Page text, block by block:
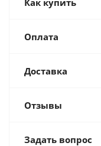
Как купить
Оплата
Доставка
Отзывы
Задать вопрос